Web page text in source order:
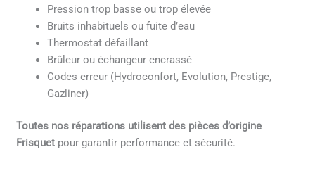
Pression trop basse ou trop élevée
Bruits inhabituels ou fuite d’eau
Thermostat défaillant
Brûleur ou échangeur encrassé
Codes erreur (Hydroconfort, Evolution, Prestige,
Gazliner)
Toutes nos réparations utilisent des pièces d’origine
Frisquet pour garantir performance et sécurité.